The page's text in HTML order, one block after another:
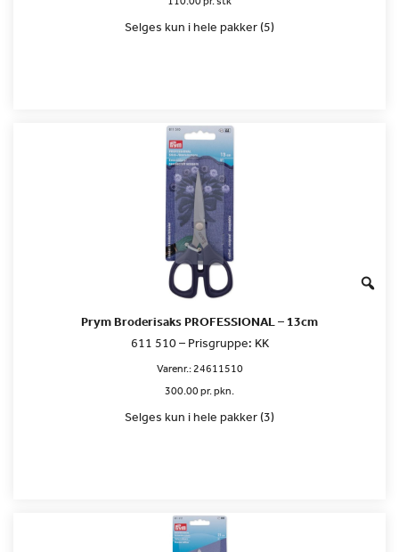
Selges kun i hele pakker (5)
Prym Broderisaks PROFESSIONAL – 13cm
611 510 – Prisgruppe: KK
Varenr.:24611510
300.00 pr. pkn.
Selges kun i hele pakker (3)